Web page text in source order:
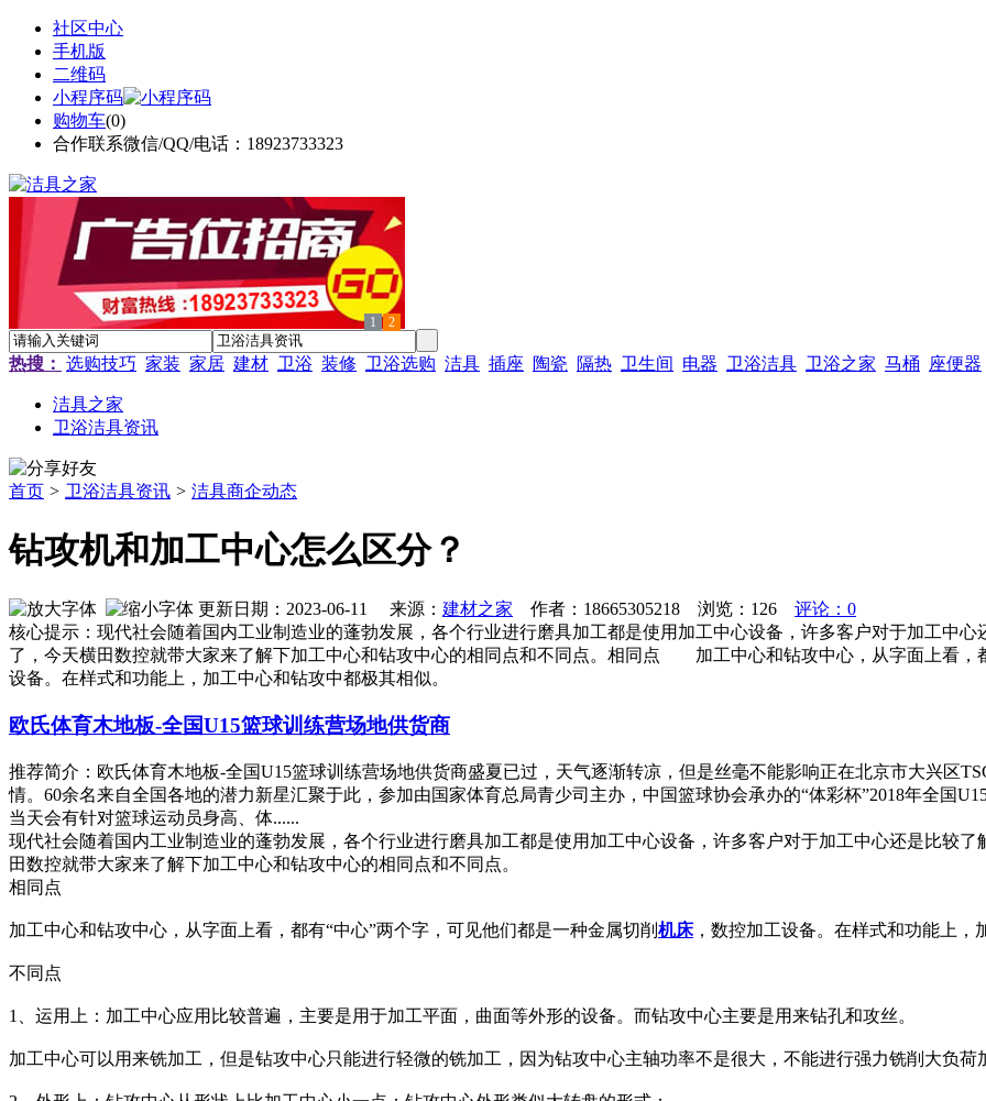
社区中心
手机版
二维码
小程序码
购物车(0)
合作联系微信/QQ/电话：18923733323
1 2
热搜： 选购技巧 家装 家居 建材 卫浴 装修 卫浴选购 洁具 插座 陶瓷 隔热 卫生间 电器 卫浴洁具 卫浴之家 马桶 座便器
洁具之家
卫浴洁具资讯
首页 > 卫浴洁具资讯 > 洁具商企动态
钻攻机和加工中心怎么区分？
更新日期：2023-06-11 来源： 建材之家 作者：18665305218 浏览： 126
评论：0
核心提示：现代社会随着国内工业制造业的蓬勃发展，各个行业进行磨具加工都是使用加工中心设备，许多客户对于加工中
了，今天横田数控就带大家来了解下加工中心和钻攻中心的相同点和不同点。相同点 加工中心和钻攻中心，从字面上看，
设备。在样式和功能上，加工中心和钻攻中都极其相似。
欧氏体育木地板-全国U15篮球训练营场地供货商
推荐简介：欧氏体育木地板-全国U15篮球训练营场地供货商盛夏已过，天气逐渐转凉，但是丝毫不能影响正在北京市大兴区
情。60余名来自全国各地的潜力新星汇聚于此，参加由国家体育总局青少司主办，中国篮球协会承办的“体彩杯”2018年全国
当天会有针对篮球运动员身高、体......
现代社会随着国内工业制造业的蓬勃发展，各个行业进行磨具加工都是使用加工中心设备，许多客户对于加工中心还是比较
田数控就带大家来了解下加工中心和钻攻中心的相同点和不同点。
相同点
加工中心和钻攻中心，从字面上看，都有“中心”两个字，可见他们都是一种金属切削 机床，数控加工设备。在样式和功能上，
不同点
1、运用上：加工中心应用比较普遍，主要是用于加工平面，曲面等外形的设备。而钻攻中心主要是用来钻孔和攻丝。
加工中心可以用来铣加工，但是钻攻中心只能进行轻微的铣加工，因为钻攻中心主轴功率不是很大，不能进行强力铣削大负荷